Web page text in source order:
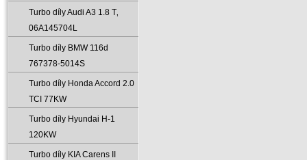
Turbo díly Audi A3 1.8 T‚
06A145704L
Turbo díly BMW 116d
767378-5014S
Turbo díly Honda Accord 2.0
TCI 77KW
Turbo díly Hyundai H-1
120KW
Turbo díly KIA Carens II